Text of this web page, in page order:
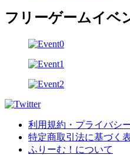
フリーゲームイベ
利用規約・プライバシ
特定商取引法に基づく
ふりーむ！について